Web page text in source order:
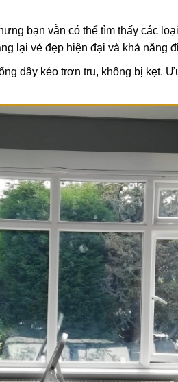
bạn vẫn có thể tìm thấy các
lại vẻ đẹp hiện đại và khả năng
dây kéo trơn tru, không bị kẹt.